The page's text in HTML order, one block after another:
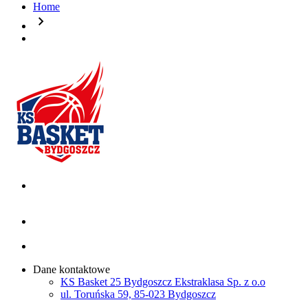
Home
chevron_right
Dane kontaktowe
KS Basket 25 Bydgoszcz Ekstraklasa Sp. z o.o
ul. Toruńska 59, 85-023 Bydgoszcz